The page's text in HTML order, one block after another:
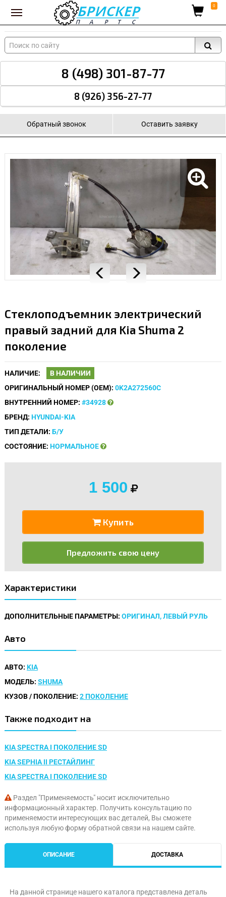
Вход для поставщиков 0
8 (498) 301-87-77
8 (926) 356-27-77
Обратный звонок Оставить заявку
Стеклоподъемник электрический
правый задний для Kia Shuma 2
поколение
НАЛИЧИЕ:
В НАЛИЧИИ
ОРИГИНАЛЬНЫЙ НОМЕР (OEM): 0K2A272560C
ВНУТРЕННИЙ НОМЕР: #34928
БРЕНД: HYUNDAI-KIA
ТИП ДЕТАЛИ: Б/У
СОСТОЯНИЕ: НОРМАЛЬНОЕ
1 500
Купить
Предложить свою цену
Характеристики
ДОПОЛНИТЕЛЬНЫЕ ПАРАМЕТРЫ: ОРИГИНАЛ, ЛЕВЫЙ РУЛЬ
Авто
АВТО: KIA
МОДЕЛЬ: SHUMA
КУЗОВ / ПОКОЛЕНИЕ: 2 ПОКОЛЕНИЕ
Также подходит на
KIA SPECTRA I ПОКОЛЕНИЕ SD
KIA SEPHIA II РЕСТАЙЛИНГ
KIA SPECTRA I ПОКОЛЕНИЕ SD
Раздел "Применяемость" носит исключительно
информационный характер. Получить консультацию по
применяемости интересующих вас деталей, Вы сможете
используя любую форму обратной связи на нашем сайте.
ОПИСАНИЕ ДОСТАВКА
На данной странице нашего каталога представлена деталь